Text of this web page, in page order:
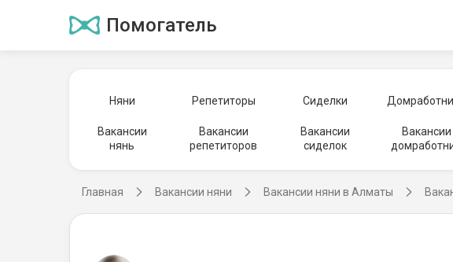
Помогатель
Няни Репетиторы Сиделки
Вакансии
нянь
Вакансии
репетиторов
Вакансии
сиделок
Вакансии
Главная Вакансии няни Вакансии няни в Алматы